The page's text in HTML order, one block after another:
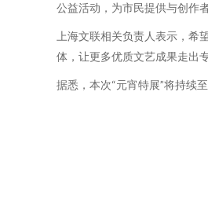
公益活动，为市民提供与创作
上海文联相关负责人表示，
体，让更多优质文艺成果走出
据悉，本次“元宵特展”将持续